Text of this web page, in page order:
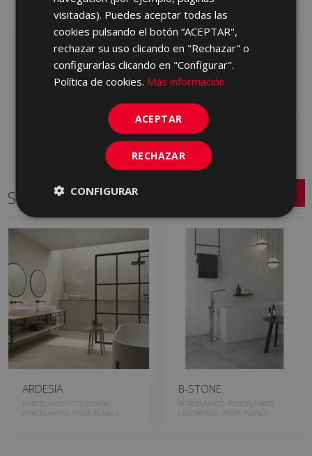
STREET GRAFITO 45 X
STREET GRIS 45 X 90
JDN710 | 45x90
Añadir a favoritos
Series relacionadas
ARDESIA
PORCELANICO COLOREADO,
PORCELANICO, PASTA BLANCA
B-STONE
PORCELANICO, PORCELANICO
COLOREADO, PASTA BLANCA
visitadas). Puedes aceptar todas las
cookies pulsando el botón “ACEPTAR",
rechazar su uso clicando en "Rechazar" o
configurarlas clicando en "Configurar".
Política de cookies. Más información
ACEPTAR
RECHAZAR
CONFIGURAR